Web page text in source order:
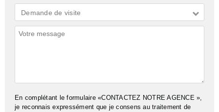
Demande
*
Demande de visite
Commentaires
En complétant le formulaire «CONTACTEZ NOTRE AGENCE »,
je reconnais expressément que je consens au traitement de